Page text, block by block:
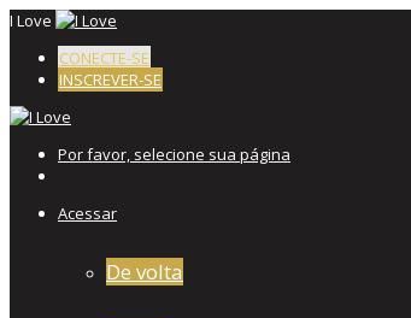
I Love
CONECTE-SE
INSCREVER-SE
Por favor, selecione sua página
Acessar
De volta